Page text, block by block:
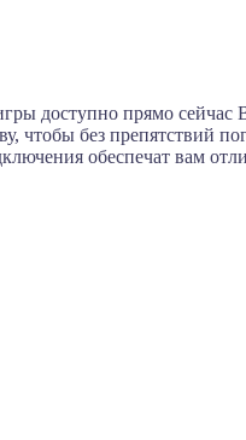
доступно прямо
чтобы без препятствий
обеспечат вам